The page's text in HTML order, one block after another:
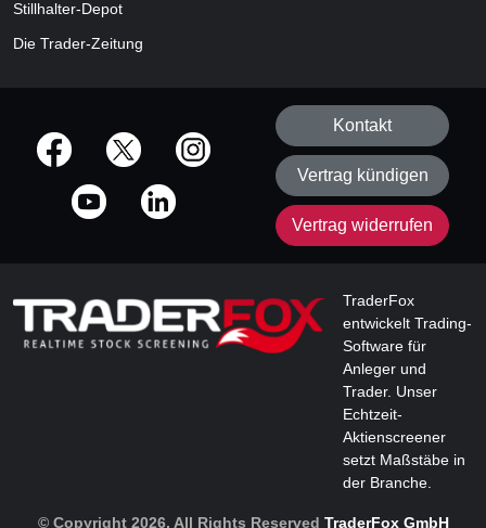
Stillhalter-Depot
Die Trader-Zeitung
offizielle Social Media-Accounts
Kontakt
Vertrag kündigen
Vertrag widerrufen
TraderFox
entwickelt Trading-
Software für
Anleger und
Trader. Unser
Echtzeit-
Aktienscreener
setzt Maßstäbe in
der Branche.
© Copyright 2026, All Rights Reserved TraderFox GmbH